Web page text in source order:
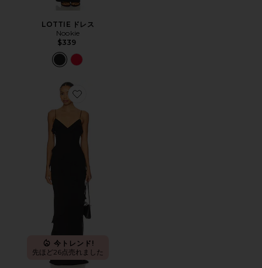
LOTTIE ドレス
Nookie
$339
Favorite AESHA ガウン
今トレンド!
先ほど26点売れました